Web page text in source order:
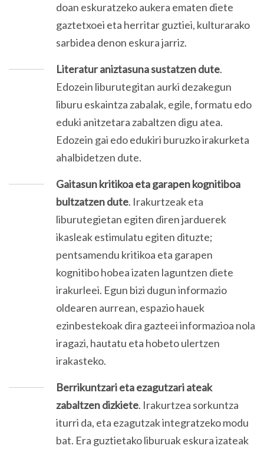
doan eskuratzeko aukera ematen diete
gaztetxoei eta herritar guztiei, kulturarako
sarbidea denon eskura jarriz.
Literatur aniztasuna sustatzen dute.
Edozein liburutegitan aurki dezakegun
liburu eskaintza zabalak, egile, formatu edo
eduki anitzetara zabaltzen digu atea.
Edozein gai edo edukiri buruzko irakurketa
ahalbidetzen dute.
Gaitasun kritikoa eta garapen kognitiboa
bultzatzen dute. Irakurtzeak eta
liburutegietan egiten diren jarduerek
ikasleak estimulatu egiten dituzte;
pentsamendu kritikoa eta garapen
kognitibo hobea izaten laguntzen diete
irakurleei. Egun bizi dugun informazio
oldearen aurrean, espazio hauek
ezinbestekoak dira gazteei informazioa nola
iragazi, hautatu eta hobeto ulertzen
irakasteko.
Berrikuntzari eta ezagutzari ateak
zabaltzen dizkiete. Irakurtzea sorkuntza
iturri da, eta ezagutzak integratzeko modu
bat. Era guztietako liburuak eskura izateak